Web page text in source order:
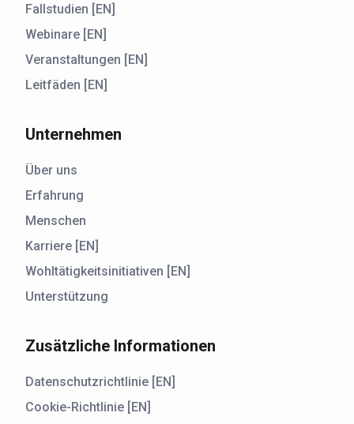
Fallstudien [EN]
Webinare [EN]
Veranstaltungen [EN]
Leitfäden [EN]
Unternehmen
Über uns
Erfahrung
Menschen
Karriere [EN]
Wohltätigkeitsinitiativen [EN]
Unterstützung
Zusätzliche Informationen
Datenschutzrichtlinie [EN]
Cookie-Richtlinie [EN]